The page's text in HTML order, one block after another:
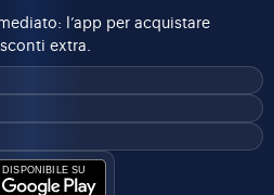
l’app per acquistare
extra.